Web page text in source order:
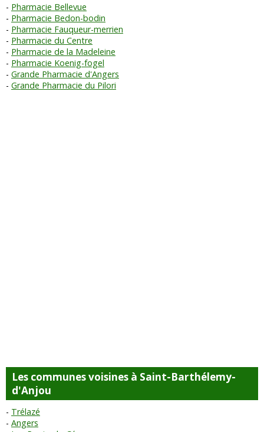
Pharmacie Bellevue
Pharmacie Bedon-bodin
Pharmacie Fauqueur-merrien
Pharmacie du Centre
Pharmacie de la Madeleine
Pharmacie Koenig-fogel
Grande Pharmacie d'Angers
Grande Pharmacie du Pilori
Les communes voisines à Saint-Barthélemy-
d'Anjou
Trélazé
Angers